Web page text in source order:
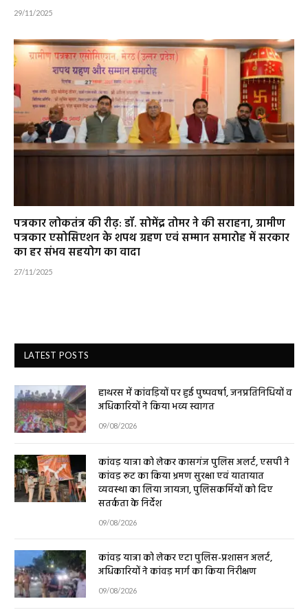
29/11/2025
पत्रकार लोकतंत्र की रीढ़: डॉ. सोमेंद्र तोमर ने की सराहना, ग्रामीण
पत्रकार एसोसिएशन के शपथ ग्रहण एवं सम्मान समारोह में सरकार
का हर संभव सहयोग का वादा
27/11/2025
LATEST POSTS
हाथरस में कांवड़ियों पर हुई पुष्पवर्षा, जनप्रतिनिधियों व
अधिकारियों ने किया भव्य स्वागत
09/08/2026
कांवड़ यात्रा को लेकर कासगंज पुलिस अलर्ट, एसपी ने
कांवड़ रूट का किया भ्रमण सुरक्षा एवं यातायात
व्यवस्था का लिया जायजा, पुलिसकर्मियों को दिए
सतर्कता के निर्देश
09/08/2026
कांवड़ यात्रा को लेकर एटा पुलिस-प्रशासन अलर्ट,
अधिकारियों ने कांवड़ मार्ग का किया निरीक्षण
09/08/2026